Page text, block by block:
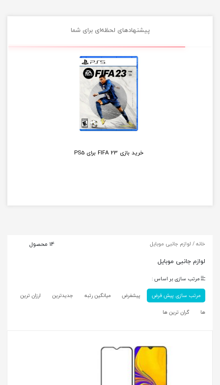
پیشنهادهای لحظه‌ای برای شما
خرید دسته بازی ایکس باکس مشکی Xbox One S Wireless...
خانه/ لوازم جانبی موبایل 14 محصول
لوازم جانبی موبایل
مرتب سازی بر اساس :
مرتب سازی پیش فرض
پیشفرض میانگین رتبه جدیدترین
ارزان ترین
ها
گران ترین ها